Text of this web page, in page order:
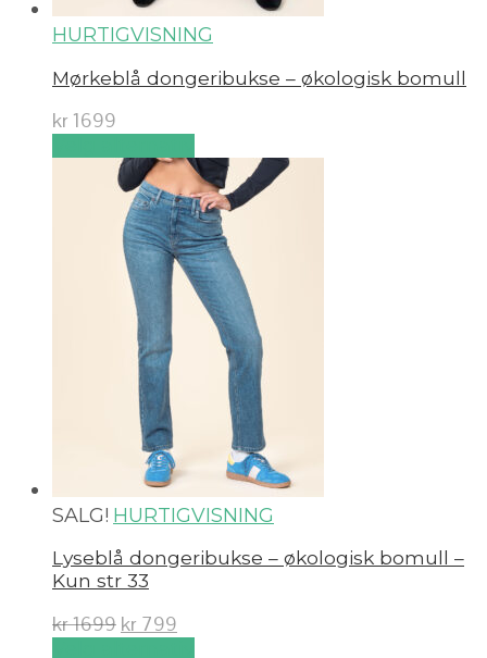
HURTIGVISNING
Mørkeblå dongeribukse – økologisk bomull
kr 1699
SALG! HURTIGVISNING
Lyseblå dongeribukse – økologisk bomull –
Kun str 33
kr1699 kr 799